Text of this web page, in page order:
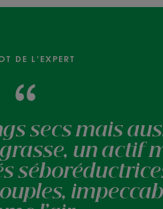
DE L’EXPERT
secs mais
un actif